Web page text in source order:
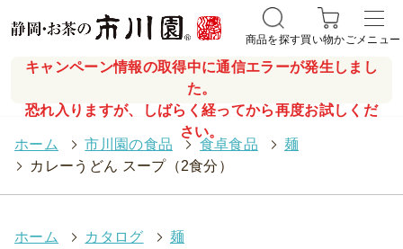
キャンペーン情報の取得中に通信エラーが発生しまし
た。
恐れ入りますが、しばらく経ってから再度お試しくだ
さい。
商品を探す買い物かごメニュー
ホーム > 市川園の食品 > 食卓食品 > 麺
>
カレーうどん スープ（2食分）
ホーム > カタログ > 麺